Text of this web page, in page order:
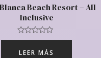
Beach Resort – All
Inclusive
Valorado
0
LEER MÁS